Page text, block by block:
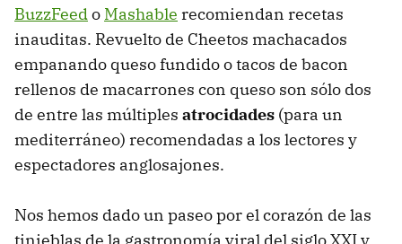
BuzzFeedo Mashable recomiendan recetas
inauditas. Revuelto de Cheetos machacados
empanando queso fundido o tacos de bacon
rellenos de macarrones con queso son sólo dos
de entre las múltiples atrocidades (para un
mediterráneo) recomendadas a los lectores y
espectadores anglosajones.
Nos hemos dado un paseo por el corazón de las
tinieblas de la gastronomía viral del siglo XXI y